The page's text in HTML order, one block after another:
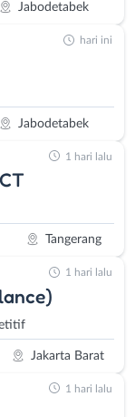
Jabodetabek
Jabodetabek
hari ini
Tangerang
1 hari lalu
Jakarta Barat
1 hari lalu
1 hari lalu